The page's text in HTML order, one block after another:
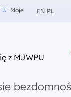
Moje
Moje EN PL
z MJWPUz nami